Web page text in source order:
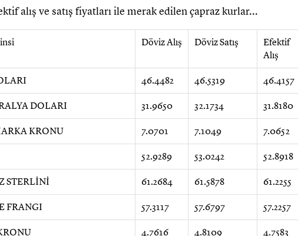
alış ve satış fiyatları ile merak edilen çapraz kurlar...
Döviz Alış Döviz Satış
Efektif
Alış
46.4482 46.5319 46.4157
DOLARI 31.9650 32.1734 31.8180
KRONU 7.0701 7.1049 7.0652
52.9289 53.0242 52.8918
STERLİNİ 61.2684 61.5878 61.2255
FRANGI 57.3117 57.6797 57.2257
4.7616 4.8109 4.7583